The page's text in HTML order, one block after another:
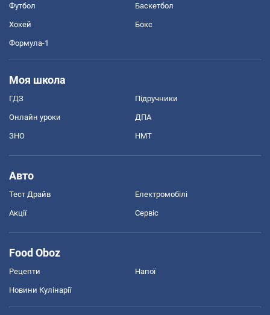
Футбол Баскетбол
Хокей Бокс
Формула-1
Моя школа
ГДЗ Підручники
Онлайн уроки ДПА
ЗНО НМТ
Авто
Тест Драйв Електромобілі
Акції Сервіс
Food Oboz
Рецепти Напої
Новини Кулінарії